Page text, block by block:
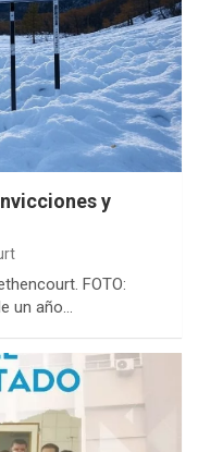
y
FOTO:
un año…